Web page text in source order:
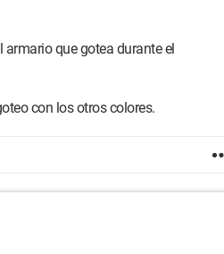
armario que gotea durante el
con los otros colores.